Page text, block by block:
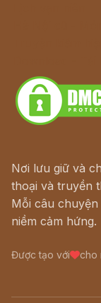
Nơi lưu giữ và
thoại và truyền
Mỗi câu
niềm cảm hứng.
Được tạo với cho